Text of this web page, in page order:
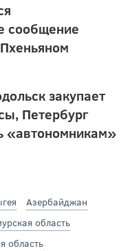
сообщение
закупает
Петербург
«автономникам»
Азербайджан
область
область